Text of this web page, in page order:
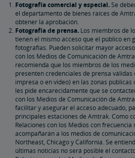
Fotografía comercial y especial.Se
el departamento de bienes raíces de
obtener la aprobación.
Fotografía de prensa. Los miembros de
tienen el mismo acceso que el público en
fotografías. Pueden solicitar mayor
con los Medios de Comunicación de
recomienda que los miembros de los
presenten credenciales de prensa
impresa o en video) en las zonas
les pide encarecidamente que se
con los Medios de Comunicación de
facilitar y asegurar el acceso adecuado,
principales estaciones de Amtrak. Como
Relaciones con los Medios con
acompañarán a los medios de
Northeast, Chicago y California. Se
últimas noticias no será posible el